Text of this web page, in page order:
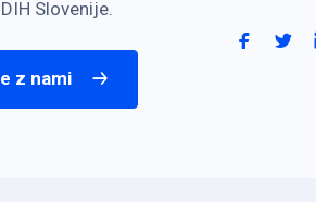
Slovenije.
z nami